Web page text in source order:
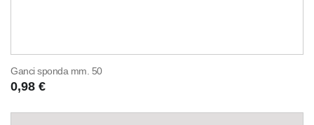
Ganci sponda mm. 50
0,98 €